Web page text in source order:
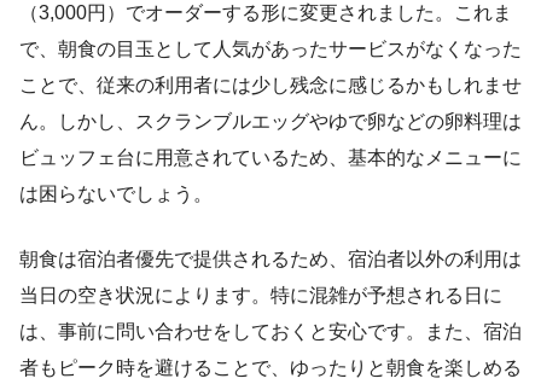
（3,000円）でオーダーする形に変更されました。これま
で、朝食の目玉として人気があったサービスがなくなった
ことで、従来の利用者には少し残念に感じるかもしれませ
ん。しかし、スクランブルエッグやゆで卵などの卵料理は
ビュッフェ台に用意されているため、基本的なメニューに
は困らないでしょう。
朝食は宿泊者優先で提供されるため、宿泊者以外の利用は
当日の空き状況によります。特に混雑が予想される日に
は、事前に問い合わせをしておくと安心です。また、宿泊
者もピーク時を避けることで、ゆったりと朝食を楽しめる